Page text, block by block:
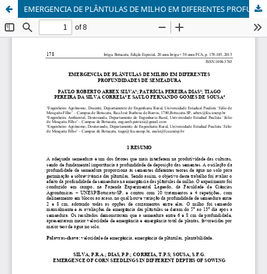
EMERGENCIA DE PLÂNTULAS DE MILHO EM DIFERENTES PROFUNDIDADES DE SEMEADURA